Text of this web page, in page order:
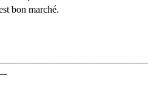
bon marché.